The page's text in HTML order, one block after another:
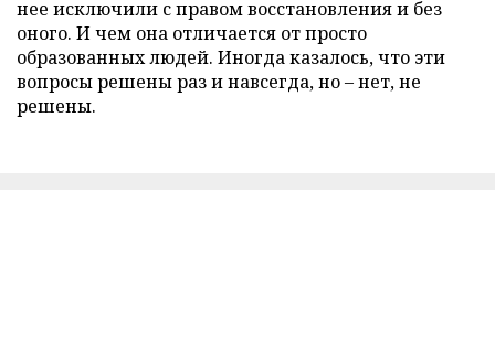
нее исключили с правом восстановления и без
оного. И чем она отличается от просто
образованных людей. Иногда казалось, что эти
вопросы решены раз и навсегда, но – нет, не
решены.